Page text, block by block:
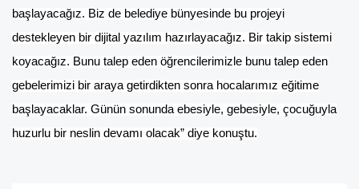
başlayacağız. Biz de belediye bünyesinde bu projeyi
destekleyen bir dijital yazılım hazırlayacağız. Bir takip sistemi
koyacağız. Bunu talep eden öğrencilerimizle bunu talep eden
gebelerimizi bir araya getirdikten sonra hocalarımız eğitime
başlayacaklar. Günün sonunda ebesiyle, gebesiyle, çocuğuyla
huzurlu bir neslin devamı olacak” diye konuştu.